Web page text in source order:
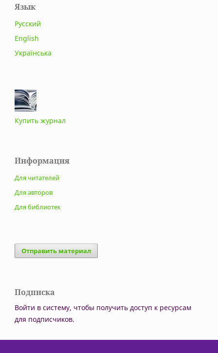
Язык
Русский
English
Українська
Купить журнал
Информация
Для читателей
Для авторов
Для библиотек
Отправить материал
Подписка
Войти в систему, чтобы получить доступ к ресурсам
для подписчиков.